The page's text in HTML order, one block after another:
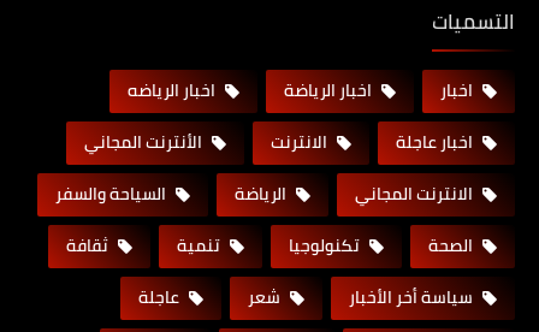
التسميات
اخبار اخبار الرياضة
اخبار الرياضه
اخبار عاجلة
الانترنت
الأنترنت المجاني
الانترنت المجاني
الرياضة
السياحة والسفر
الصحة
تكنولوجيا تنمية
ثقافة
سياسة أخر الأخبار
شعر
عاجلة